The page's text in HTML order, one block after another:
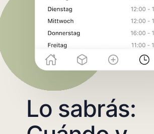
Lo sabrás: